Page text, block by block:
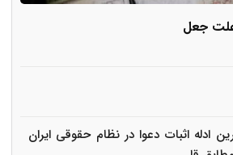
جعل
ادله اثبات دعوا در نظام حقوقی ایران